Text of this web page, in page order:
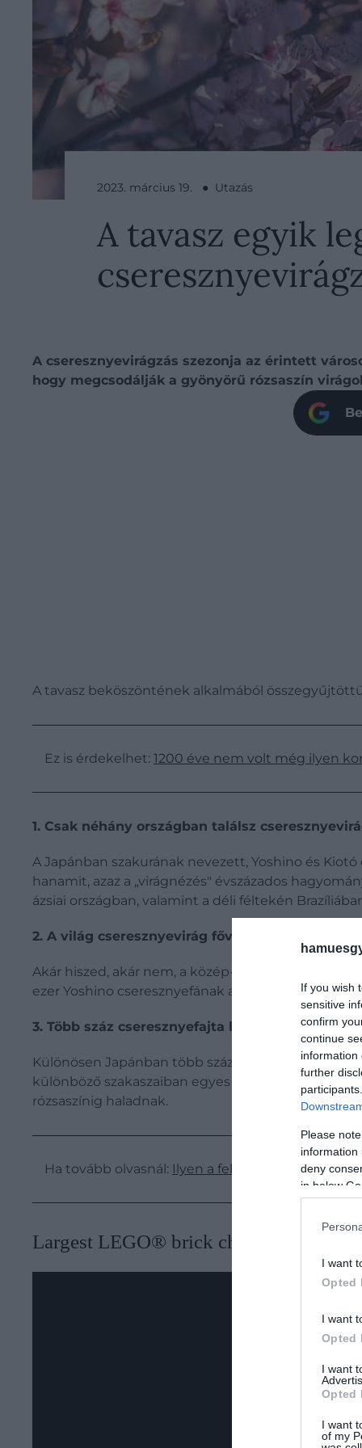
If you wish
sensitive
confirm
continue
information
further
Please
information
deny
in below
I want
Opted
I want
Opted
I want
Opted
I want
of my
2023. március 19. ● Utazás
​A tavasz egyik
A cseresznyevirágzás szezonja az érintett
hogy megcsodálják a gyönyörű rózsaszín
A tavasz beköszöntének alkalmából
Ez is érdekelhet: 1200 éve nem volt még ilyen
1. Csak néhány országban találsz
A Japánban szakurának nevezett, Yoshino és
hanamit, azaz a „virágnézés" évszázados
ázsiai országban, valamint a déli féltekén
2. A világ cseresznyevirág fővárosa Grúziában
Akár hiszed, akár nem, a közép-georgiai Macon
ezer Yoshino cseresznyefának ad otthont.
3. Több száz cseresznyefajta létezik
Különösen Japánban több százféle
különböző szakaszaiban egyes fák a sötét
rózsaszínig haladnak.
Ha tovább olvasnál: Ilyen a felkelő nap országa –
Largest LEGO® brick cherry blossom